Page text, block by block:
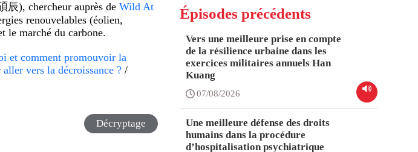
辰), chercheur auprès deWild At
renouvelables (éolien,
le marché du carbone.
et comment promouvoir la
vers la décroissance ? /
Décryptage
Épisodes précédents
Vers une meilleure prise en compte
de la résilience urbaine dans les
exercices militaires annuels Han
Kuang
07/08/2026
Une meilleure défense des droits
humains dans la procédure
d’hospitalisation psychiatrique